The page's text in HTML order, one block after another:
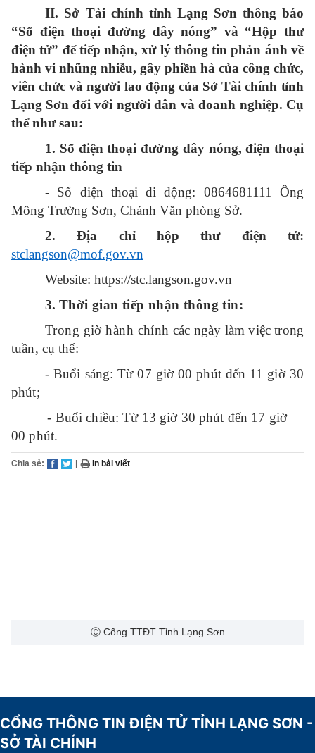
II. Sở Tài chính tỉnh Lạng Sơn thông báo
“Số điện thoại đường dây nóng” và “Hộp thư
điện tử” để tiếp nhận, xử lý thông tin phản ánh về
hành vi nhũng nhiễu, gây phiền hà của công chức,
viên chức và người lao động của Sở Tài chính tỉnh
Lạng Sơn đối với người dân và doanh nghiệp. Cụ
thể như sau:
1. Số điện thoại đường dây nóng, điện thoại
tiếp nhận thông tin
- Số điện thoại di động: 0864681111 Ông
Mông Trường Sơn, Chánh Văn phòng Sở.
2. Địa chỉ hộp thư điện tử:
stclangson@mof.gov.vn
Website: https://stc.langson.gov.vn
3. Thời gian tiếp nhận thông tin:
Trong giờ hành chính các ngày làm việc trong
tuần, cụ thể:
- Buổi sáng: Từ 07 giờ 00 phút đến 11 giờ 30
phút;
- Buổi chiều: Từ 13 giờ 30 phút đến 17 giờ
00 phút.
Chia sẻ: In bài viết
Ⓒ Cổng TTĐT Tỉnh Lạng Sơn
CỔNG THÔNG TIN ĐIỆN TỬ TỈNH LẠNG SƠN -
SỞ TÀI CHÍNH